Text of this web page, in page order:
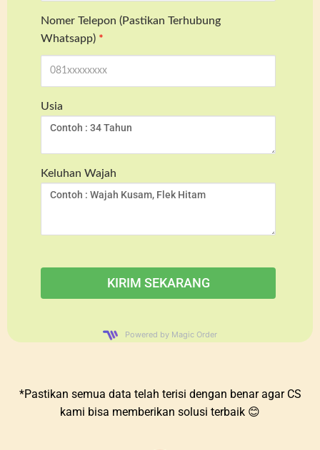
Nomer Telepon (Pastikan Terhubung
Whatsapp) *
Usia
Keluhan Wajah
Powered by Magic Order
*Pastikan semua data telah terisi dengan benar agar CS
kami bisa memberikan solusi terbaik 😊